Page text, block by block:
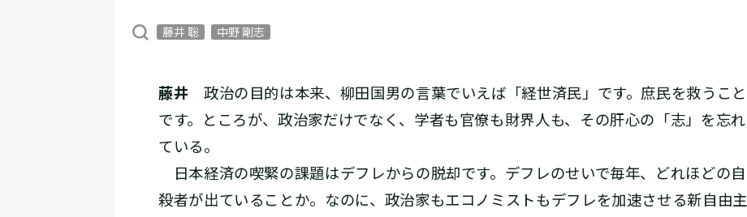
藤井 聡 中野 剛志
藤井 政治の目的は本来、柳田国男の言葉でいえば「経世済民」です。庶民を救うこと
です。ところが、政治家だけでなく、学者も官僚も財界人も、その肝心の「志」を忘れ
ている。
日本経済の喫緊の課題はデフレからの脱却です。デフレのせいで毎年、どれほどの自
殺者が出ていることか。なのに、政治家もエコノミストもデフレを加速させる新自由主